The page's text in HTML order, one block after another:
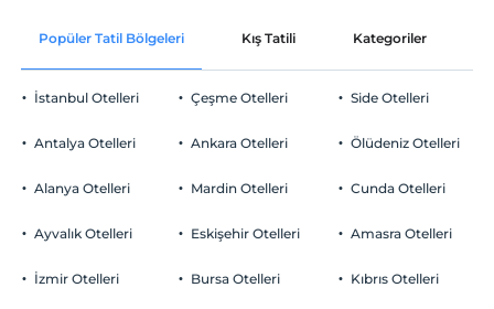
Otopark (Tesis bünyesinde)
Evcil Hayvan
Sigara
Çocuklar
Her bir oda için 10 yaşına kadar 1 çocuk ücretsizdir
Oda süslemesi
Odaya meyve sepeti ikramı
Popüler Tatil Bölgeleri Kış Tatili Kategoriler
İstanbul Otelleri
Antalya Otelleri
Alanya Otelleri
Ayvalık Otelleri
İzmir Otelleri
Çeşme Otelleri
Ankara Otelleri
Mardin Otelleri
Eskişehir Otelleri
Bursa Otelleri
Side Otelleri
Ölüdeniz Otelleri
Cunda Otelleri
Amasra Otelleri
Kıbrıs Otelleri